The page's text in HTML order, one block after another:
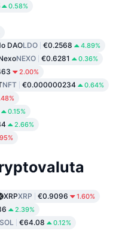
0.58%
DAOLDO €0.2568 4.89%
NEXO €0.6281 0.36%
2.00%
NFT €0.000000234 0.64%
0.15%
2.66%
XRPXRP €0.9096 1.60%
2.39%
SOL €64.08 0.12%